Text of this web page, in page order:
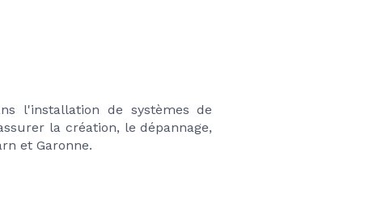
l'installation de systèmes de
la création, le dépannage,
et Garonne.